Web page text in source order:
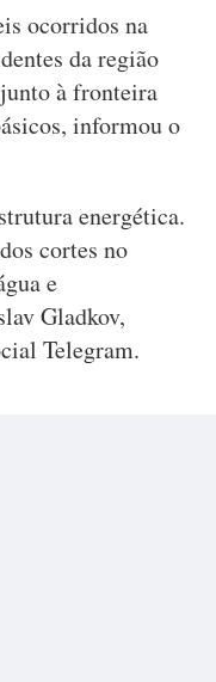
ocorridos na
da região
à fronteira
informou o
energética.
cortes no
e
Gladkov,
Telegram.